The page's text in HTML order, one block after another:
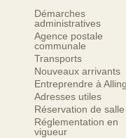
Démarches
administratives
Agence postale
communale
Transports
Nouveaux arrivants
Entreprendre à
Adresses utiles
Réservation de salle
Réglementation en
vigueur